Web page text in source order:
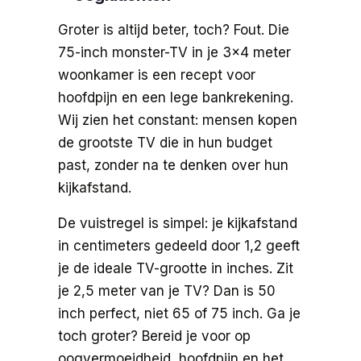
Groter is altijd beter, toch? Fout. Die
75-inch monster-TV in je 3×4 meter
woonkamer is een recept voor
hoofdpijn en een lege bankrekening.
Wij zien het constant: mensen kopen
de grootste TV die in hun budget
past, zonder na te denken over hun
kijkafstand.
De vuistregel is simpel: je kijkafstand
in centimeters gedeeld door 1,2 geeft
je de ideale TV-grootte in inches. Zit
je 2,5 meter van je TV? Dan is 50
inch perfect, niet 65 of 75 inch. Ga je
toch groter? Bereid je voor op